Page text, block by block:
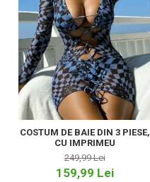
COSTUM DE BAIE DIN 3 PIESE,
CU IMPRIMEU
249,99 Lei
159,99 Lei